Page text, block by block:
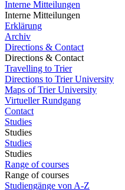
Interne Mitteilungen
Interne Mitteilungen
Erklärung
Archiv
Directions & Contact
Directions & Contact
Travelling to Trier
Directions to Trier University
Maps of Trier University
Virtueller Rundgang
Contact
Studies
Studies
Studies
Studies
Range of courses
Range of courses
Studiengänge von A-Z